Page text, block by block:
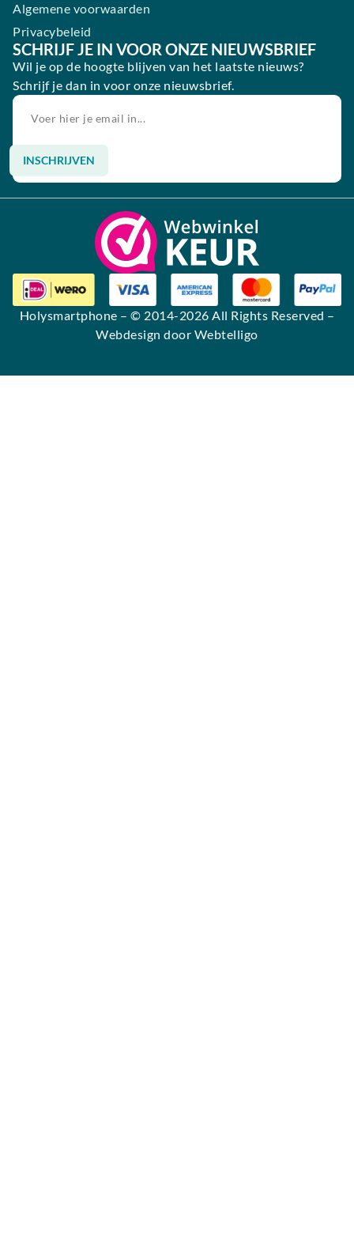
Algemene voorwaarden
Privacybeleid
SCHRIJF JE IN VOOR ONZE NIEUWSBRIEF
Wil je op de hoogte blijven van het laatste nieuws?
Schrijf je dan in voor onze nieuwsbrief.
INSCHRIJVEN
Alternative:
Holysmartphone – © 2014-2026 All Rights Reserved –
Webdesign door Webtelligo